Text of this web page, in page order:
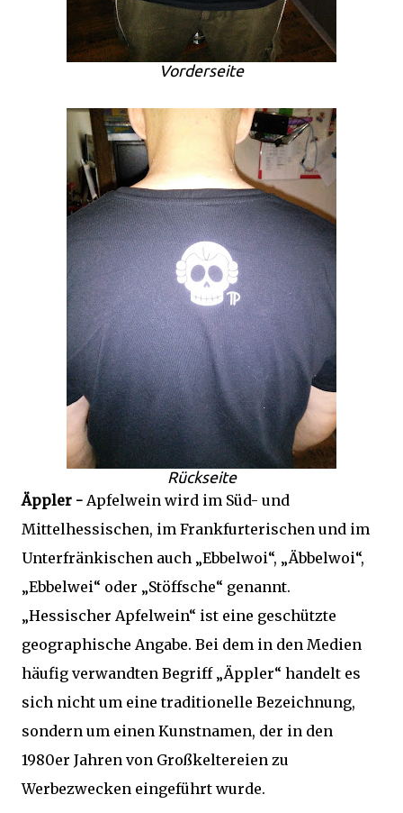
Vorderseite
Rückseite
Äppler - Apfelwein wird im Süd- und
Mittelhessischen, im Frankfurterischen und im
Unterfränkischen auch „Ebbelwoi“, „Äbbelwoi“,
„Ebbelwei“ oder „Stöffsche“ genannt.
„Hessischer Apfelwein“ ist eine geschützte
geographische Angabe. Bei dem in den Medien
häufig verwandten Begriff „Äppler“ handelt es
sich nicht um eine traditionelle Bezeichnung,
sondern um einen Kunstnamen, der in den
1980er Jahren von Großkeltereien zu
Werbezwecken eingeführt wurde.